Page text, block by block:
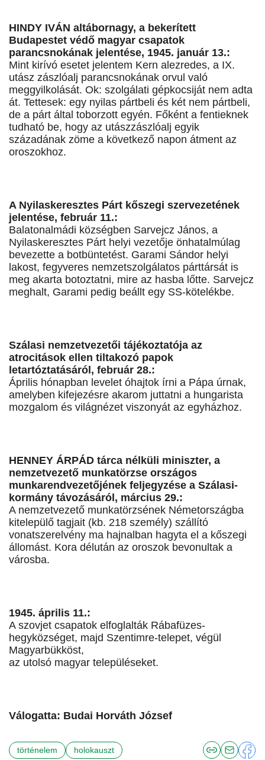
HINDY IVÁN altábornagy, a bekerített
Budapestet védő magyar csapatok
parancsnokának jelentése, 1945. január 13.:
Mint kirívó esetet jelentem Kern alezredes, a IX.
utász zászlóalj parancsnokának orvul való
meggyilkolását. Ok: szolgálati gépkocsiját nem adta
át. Tettesek: egy nyilas pártbeli és két nem pártbeli,
de a párt által toborzott egyén. Főként a fentieknek
tudható be, hogy az utászzászlóalj egyik
századának zöme a következő napon átment az
oroszokhoz.
A Nyilaskeresztes Párt kőszegi szervezetének
jelentése, február 11.:
Balatonalmádi községben Sarvejcz János, a
Nyilaskeresztes Párt helyi vezetője önhatalmúlag
bevezette a botbüntetést. Garami Sándor helyi
lakost, fegyveres nemzetszolgálatos párttársát is
meg akarta botoztatni, mire az hasba lőtte. Sarvejcz
meghalt, Garami pedig beállt egy SS-kötelékbe.
Szálasi nemzetvezetői tájékoztatója az
atrocitások ellen tiltakozó papok
letartóztatásáról, február 28.:
Április hónapban levelet óhajtok írni a Pápa úrnak,
amelyben kifejezésre akarom juttatni a hungarista
mozgalom és világnézet viszonyát az egyházhoz.
HENNEY ÁRPÁD tárca nélküli miniszter, a
nemzetvezető munkatörzse országos
munkarendvezetőjének feljegyzése a Szálasi-
kormány távozásáról, március 29.:
A nemzetvezető munkatörzsének Németországba
kitelepülő tagjait (kb. 218 személy) szállító
vonatszerelvény ma hajnalban hagyta el a kőszegi
állomást. Kora délután az oroszok bevonultak a
városba.
1945. április 11.:
A szovjet csapatok elfoglalták Rábafüzes-
hegyközséget, majd Szentimre-telepet, végül
Magyarbükköst,
az utolsó magyar településeket.
Válogatta: Budai Horváth József
történelem holokauszt